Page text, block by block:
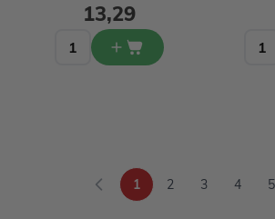
13,29
U lees momenteel
1 Pagina
2 Pagina
3 Pagina
4 5